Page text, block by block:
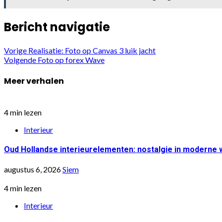
Bericht navigatie
Vorige Realisatie: Foto op Canvas 3 luik jacht
Volgende Foto op forex Wave
Meer verhalen
4 min lezen
Interieur
Oud Hollandse interieurelementen: nostalgie in moderne
augustus 6, 2026Siem
4 min lezen
Interieur